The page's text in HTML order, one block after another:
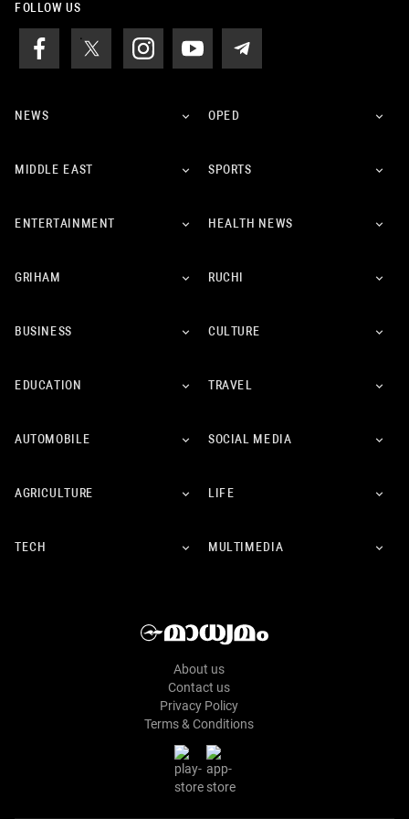
FOLLOW US
NEWS OPED
MIDDLE EAST SPORTS
ENTERTAINMENT HEALTH NEWS
GRIHAM RUCHI
BUSINESS CULTURE
EDUCATION TRAVEL
AUTOMOBILE SOCIAL MEDIA
AGRICULTURE LIFE
TECH MULTIMEDIA
About us
Contact us
Privacy Policy
Terms & Conditions